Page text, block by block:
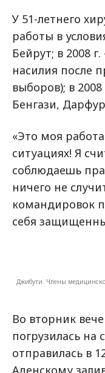
У 51-летнего
работы в
Бейрут; в 2008
насилия после
выборов); в 2008
Бенгази,
«Это моя
ситуациях! Я
соблюдаешь
ничего не
командировок
себя
Джибути. Члены
Во вторник
погрузилась на
отправилась в
Аденскому